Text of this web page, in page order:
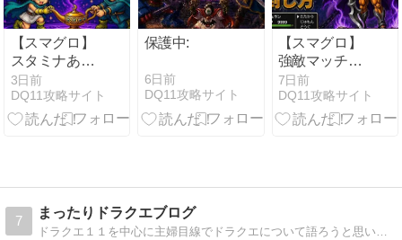
【スマグロ】
スタミナあふ
れ防止に！寝
る前のスタミ
ナ計算ツール
3日前
DQ11攻略サイト
保護中:
6日前
DQ11攻略サイト
【スマグロ】
強敵マッチ
「デュラン」
攻略 2026年7
月最新｜弱
7日前
DQ11攻略サイト
7
まったりドラクエブログ
ドラクエ１１を中心に主婦目線でドラクエについて語ろうと思います。